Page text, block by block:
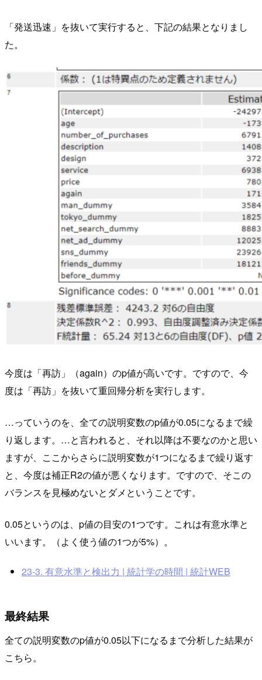
「発送迅速」を抜いて実行すると、下記の結果となりまし
た。
今度は「再訪」（again）のp値が高いです。ですので、今
度は「再訪」を抜いて重回帰分析を実行します。
…っていうのを、全ての説明変数のp値が0.05になるまで繰
り返します。…と言われると、それ以降は不要なのかと思い
ますが、ここからさらに説明変数が1つになるまで繰り返す
と、今度は補正R2の値が悪くなります。ですので、そこの
バランスを見極めないとダメということです。
0.05というのは、p値の目安の1つです。これは有意水準と
いいます。（よく使う値の1つが5%）。
23-3. 有意水準と検出力 | 統計学の時間 | 統計WEB
最終結果
全ての説明変数のp値が0.05以下になるまで分析した結果が
こちら。